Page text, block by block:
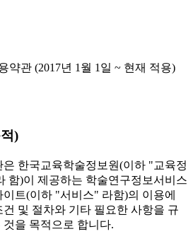
약관 (2017년 1월 1일 ~ 현재 적용)
)
은 한국교육학술정보원(이하 "교육정
함)이 제공하는 학술연구정보서비스
이트(이하 "서비스" 라함)의 이용에
건 및 절차와 기타 필요한 사항을 규
것을 목적으로 합니다.